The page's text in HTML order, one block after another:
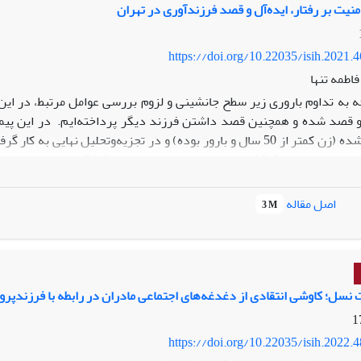
بر رفتار، ایده‌آل و قصد فرزندآوری در تهران
https://doi.org/10.22035/
تنها
به تداوم باروری زیر سطح جانشینی و لزوم بررسی عوامل مرتبط، در
تهران انتخاب شده (زن کمتر از 50 سال و بارور بوده) و در
قصد داشتن فرزند دیگر را داشته‌اند. رابطه مستقیم معنادار میان
همچنین مدل‌های رگرسیون لجستیک نشان از تأثیر معنادار
در راستای افزایش فرزندآوری، مبتنی بر بسترسازی مناسب در
عمومی، قضایی و سیاسی از جمله امنیّت شغلی و درآمد کافی، ثبات
اصل مقاله 3 M
نسل؛ کاوشی انتقادی از دغدغه‌های اجتماعی مادران در رابطه با
https://doi.org/10.22035/